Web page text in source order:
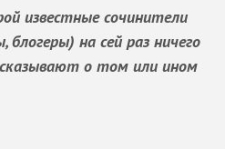
известные сочинители
на сей раз ничего
о том или ином